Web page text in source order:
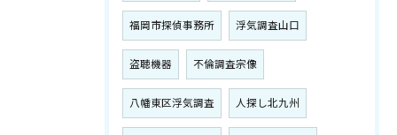
福岡市探偵事務所 浮気調査山口
盗聴機器 不倫調査宗像
八幡東区浮気調査 人探し北九州